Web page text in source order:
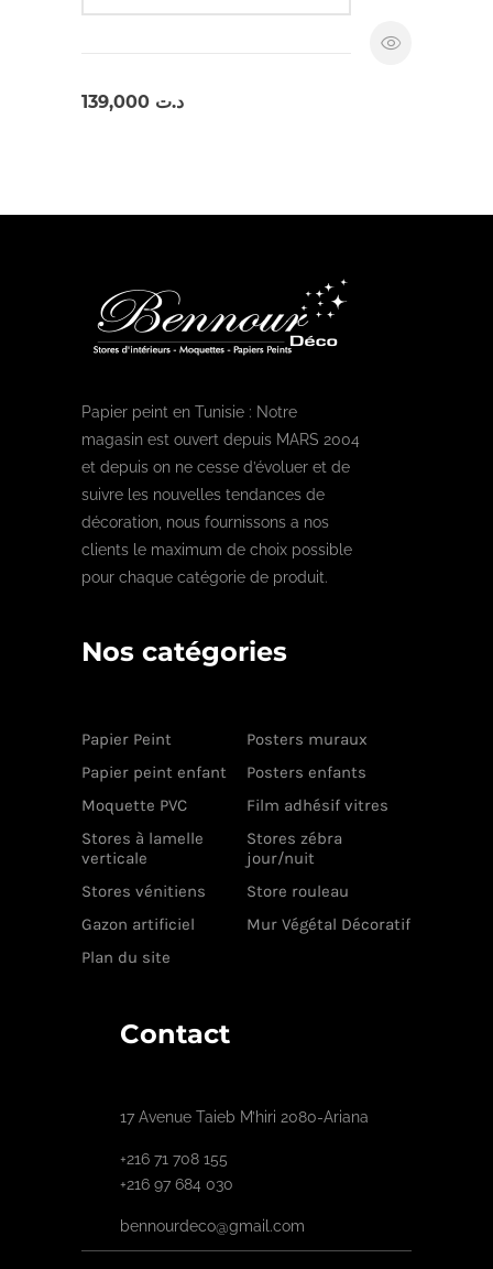
د.ت
Papier peint en Tunisie : Notre
magasin est ouvert depuis MARS 2004
et depuis on ne cesse d’évoluer et de
suivre les nouvelles tendances de
décoration, nous fournissons a nos
clients le maximum de choix possible
pour chaque catégorie de produit.
Nos catégories
Papier Peint
Posters muraux
Papier peint enfant
Posters enfants
Moquette PVC
Film adhésif vitres
Stores à lamelle
verticale
Stores zébra
jour/nuit
Stores vénitiens
Store rouleau
Gazon artificiel
Mur Végétal Décoratif
Plan du site
Contact
17 Avenue Taieb M’hiri 2080-Ariana
+216 71 708 155
+216 97 684 030
bennourdeco@gmail.com